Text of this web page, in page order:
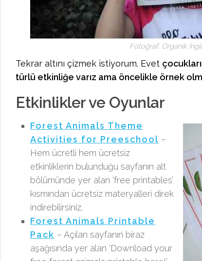
Fotoğraf: Organik
Tekrar altını çizmek istiyorum. Evet
türlü etkinliğe varız ama öncelikle örnek
Etkinlikler ve Oyunlar
Forest Animals Theme
Activities for Preeschool –
Hem ücretli hem ücretsiz
etkinliklerin bulunduğu sayfanın alt
bölümünde yer alan ‘free printables’
kısmından ücretsiz materyalleri direk
indirebilirsiniz.
Forest Animals Printable
Pack – Açılan sayfanın biraz
aşağısında yer alan ‘Download your